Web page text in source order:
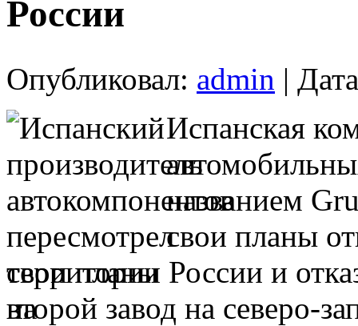
России
Опубликовал: admin |
Испанская
названием
свои планы
территории России и
второй завод на северо-